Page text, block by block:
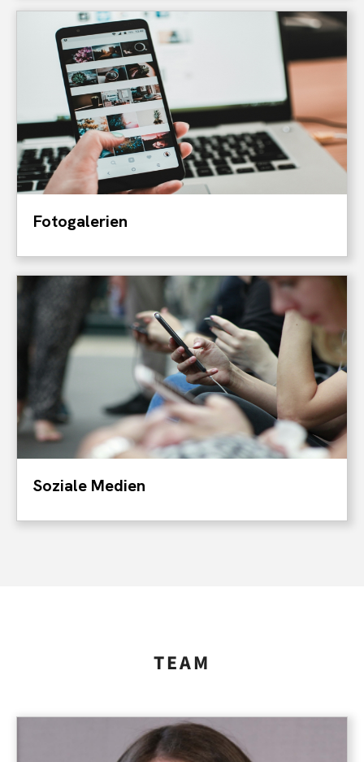
Fotogalerien
Soziale Medien
TEAM